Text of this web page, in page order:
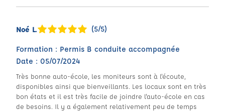
Noé L. (5/5)
Formation : Permis B conduite accompagnée
Date : 05/07/2024
Très bonne auto-école, les moniteurs sont à l'écoute,
disponibles ainsi que bienveillants. Les locaux sont en très
bon états et il est très facile de joindre l'auto-école en cas
de besoins. Il y a également relativement peu de temps